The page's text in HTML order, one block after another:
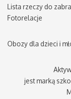
Lista rzeczy do
Fotorelacje
Obozy dla dzieci i
jest marką